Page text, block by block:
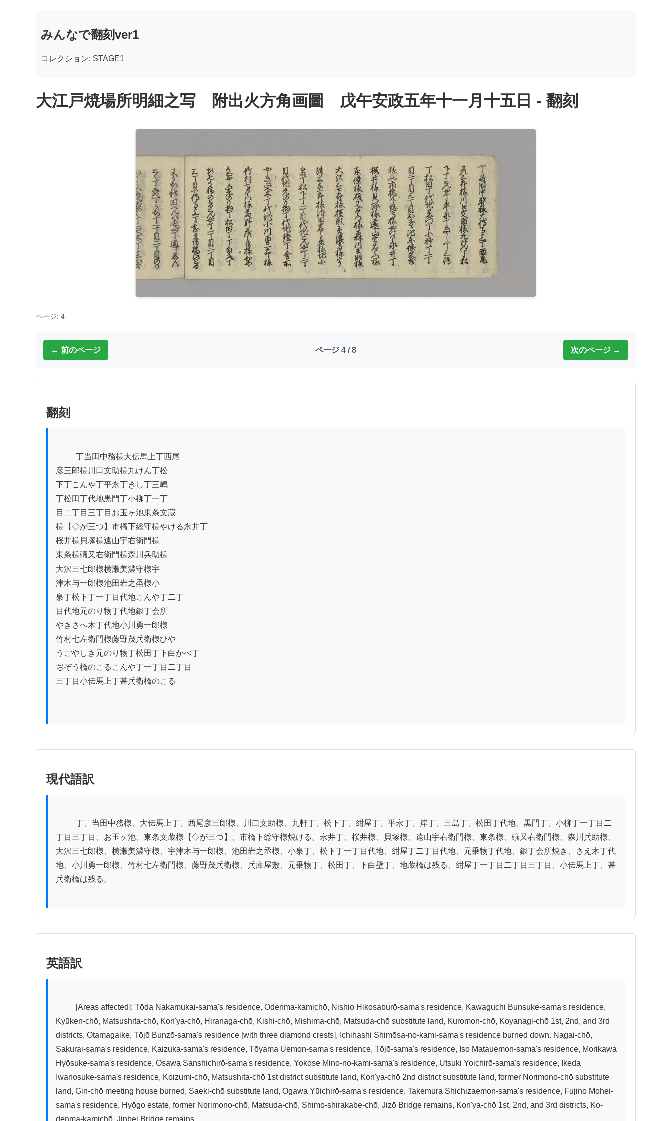
みんなで翻刻ver1
コレクション: STAGE1
大江戸焼場所明細之写 附出火方角画圖 戊午安政五年十一月十五日 - 翻刻
ページ: 4
← 前のページ ページ 4 / 8 次のページ →
翻刻
彦三郎様川口文助様九けん丁松
下丁こんや丁平永丁きし丁三嶋
丁松田丁代地黒門丁小柳丁一丁
目二丁目三丁目お玉ヶ池東条文蔵
様【◇が三つ】市橋下総守様やける永井丁
桜井様貝塚様遠山宇右衛門様
東条様礒又右衛門様森川兵助様
大沢三七郎様横瀬美濃守様宇
津木与一郎様池田岩之烝様小
泉丁松下丁一丁目代地こんや丁二丁
目代地元のり物丁代地銀丁会所
やきさへ木丁代地小川勇一郎様
竹村七左衛門様藤野茂兵衛様ひや
うごやしき元のり物丁松田丁下白かべ丁
ぢぞう橋のこるこんや丁一丁目二丁目
三丁目小伝馬上丁甚兵衛橋のこる
現代語訳
丁目三丁目、お玉ヶ池、東条文蔵様【◇が三つ】、市橋下総守様焼ける。永井丁、桜井様、貝塚様、遠山宇右衛門様、東条様、礒又右衛門様、森川兵助様、
大沢三七郎様、横瀬美濃守様、宇津木与一郎様、池田岩之丞様、小泉丁、松下丁一丁目代地、紺屋丁二丁目代地、元乗物丁代地、銀丁会所焼き、さえ木丁代
地、小川勇一郎様、竹村七左衛門様、藤野茂兵衛様、兵庫屋敷、元乗物丁、松田丁、下白壁丁、地蔵橋は残る、紺屋丁一丁目二丁目三丁目、小伝馬上丁、甚
兵衛橋は残る。
英語訳
Kyūken-chō, Matsushita-chō, Kon'ya-chō, Hiranaga-chō, Kishi-chō, Mishima-chō, Matsuda-chō substitute land, Kuromon-chō, Koyanagi-chō 1st, 2nd, and 3rd
districts, Otamagaike, Tōjō Bunzō-sama's residence [with three diamond crests], Ichihashi Shimōsa-no-kami-sama's residence burned down. Nagai-chō,
Sakurai-sama's residence, Kaizuka-sama's residence, Tōyama Uemon-sama's residence, Tōjō-sama's residence, Iso Matauemon-sama's residence, Morikawa
Hyōsuke-sama's residence, Ōsawa Sanshichirō-sama's residence, Yokose Mino-no-kami-sama's residence, Utsuki Yoichirō-sama's residence, Ikeda
Iwanosuke-sama's residence, Koizumi-chō, Matsushita-chō 1st district substitute land, Kon'ya-chō 2nd district substitute land, former Norimono-chō substitute
land, Gin-chō meeting house burned, Saeki-chō substitute land, Ogawa Yūichirō-sama's residence, Takemura Shichizaemon-sama's residence, Fujino Mohei-
sama's residence, Hyōgo estate, former Norimono-chō, Matsuda-chō, Shimo-shirakabe-chō, Jizō Bridge remains, Kon'ya-chō 1st, 2nd, and 3rd districts, Ko-
denma-kamichō, Jinbei Bridge remains.